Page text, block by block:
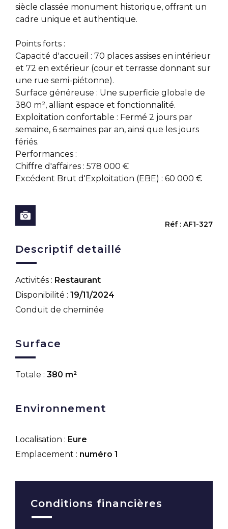
siècle classée monument historique, offrant un
cadre unique et authentique.
Points forts :
Capacité d'accueil : 70 places assises en intérieur
et 72 en extérieur (cour et terrasse donnant sur
une rue semi-piétonne).
Surface généreuse : Une superficie globale de
380 m², alliant espace et fonctionnalité.
Exploitation confortable : Fermé 2 jours par
semaine, 6 semaines par an, ainsi que les jours
fériés.
Performances :
Chiffre d'affaires : 578 000 €
Excédent Brut d'Exploitation (EBE) : 60 000 €
Réf : AF1-327
Descriptif detaillé
Activités : Restaurant
Disponibilité : 19/11/2024
Conduit de cheminée
Surface
Totale : 380 m²
Environnement
Localisation : Eure
Emplacement : numéro 1
Conditions financières